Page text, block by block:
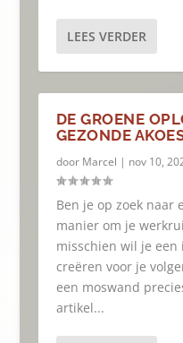
LEES VERDER
DE GROENE
GEZONDE
door Marcel | nov 10,
Ben je op zoek naar
manier om je
misschien wil je
creëren voor je
een moswand
artikel...